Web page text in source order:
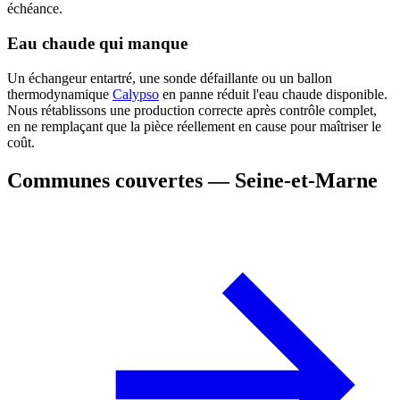
échéance.
Eau chaude qui manque
Un échangeur entartré, une sonde défaillante ou un ballon
thermodynamique Calypso en panne réduit l'eau chaude disponible.
Nous rétablissons une production correcte après contrôle complet,
en ne remplaçant que la pièce réellement en cause pour maîtriser le
coût.
Communes couvertes — Seine-et-Marne